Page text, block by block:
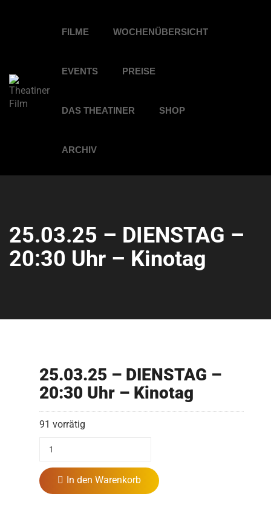
FILME WOCHENÜBERSICHT
EVENTS PREISE
DAS THEATINER SHOP
ARCHIV
25.03.25 – DIENSTAG –
20:30 Uhr – Kinotag
25.03.25 – DIENSTAG –
20:30 Uhr – Kinotag
91 vorrätig
In den Warenkorb